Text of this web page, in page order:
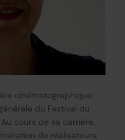
cinématographique
du Festival du
cours de sa carrière,
de réalisateurs,